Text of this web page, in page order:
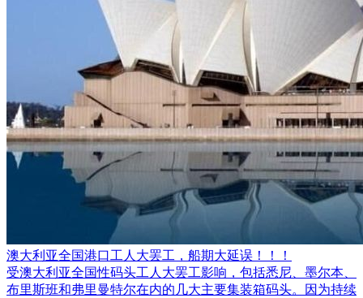
澳大利亚全国港口工人大罢工，船期大延误！！！
受澳大利亚全国性码头工人大罢工影响，包括悉尼、墨尔本、
布里斯班和弗里曼特尔在内的几大主要集装箱码头。因为持续